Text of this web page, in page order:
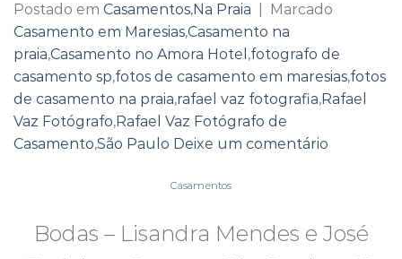
Postado em Casamentos,Na Praia
Marcado
Casamento em Maresias,Casamento na
praia,Casamento no Amora Hotel ,fotografo de
casamento sp,fotos de casamento em maresias,fotos
de casamento na praia,rafael vaz fotografia,Rafael
Vaz Fotógrafo,Rafael Vaz Fotógrafo de
Casamento,São Paulo Deixe um comentário
Casamentos
Bodas – Lisandra Mendes e José